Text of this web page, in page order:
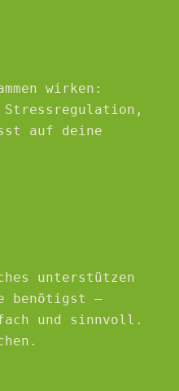
wirken:
Stressregulation,
auf deine
unterstützen
benötigst –
und sinnvoll.